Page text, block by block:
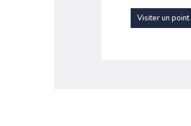
Visiter un